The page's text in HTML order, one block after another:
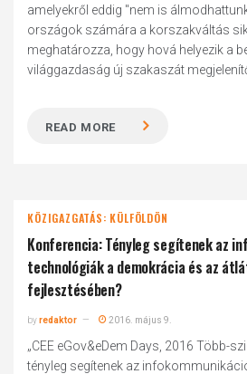
amelyekről eddig "nem is
országok számára a korszakváltás
meghatározza, hogy hová helyezik a
világgazdaság új szakaszát
READ MORE
KÖZIGAZGATÁS: KÜLFÖLDÖN
Konferencia: Tényleg segítenek az
technológiák a demokrácia és az
fejlesztésében?
byredaktor 2016. május 9.
„CEE eGov&eDem Days, 2016 Több-
tényleg segítenek az